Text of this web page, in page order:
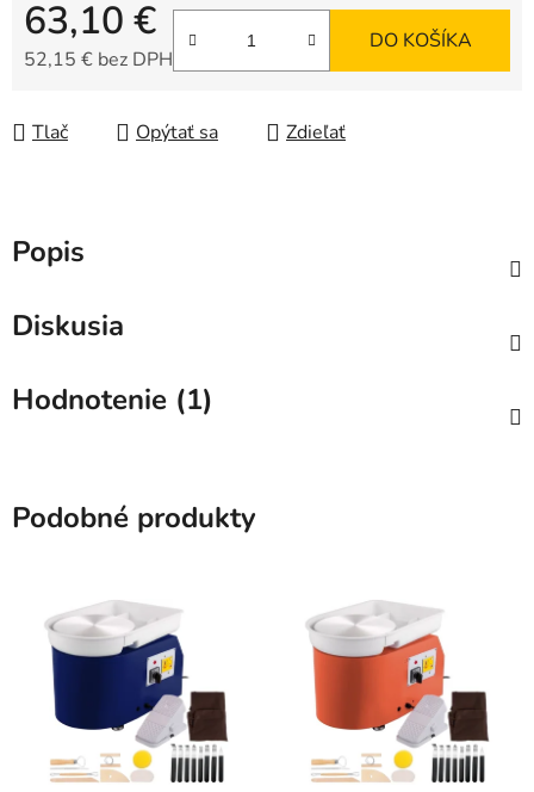
63,10 €
52,15 € bez DPH
DO KOŠÍKA
Tlač Opýtať sa Zdieľať
Popis
Diskusia
Hodnotenie (1)
Podobné produkty